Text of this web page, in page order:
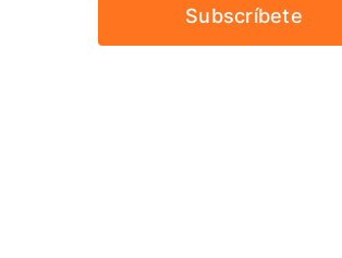
Subscríbete